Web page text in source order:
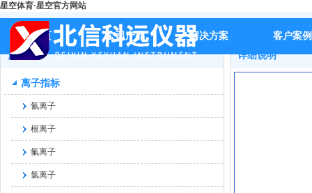
星空体育·星空官方网站
首页 公司产品 解决方案 客户案例
首页 >> 产品 >> 离子指标 >> 银离子 >>
产品
离子指标
氰离子
根离子
氟离子
氯离子
详细说明